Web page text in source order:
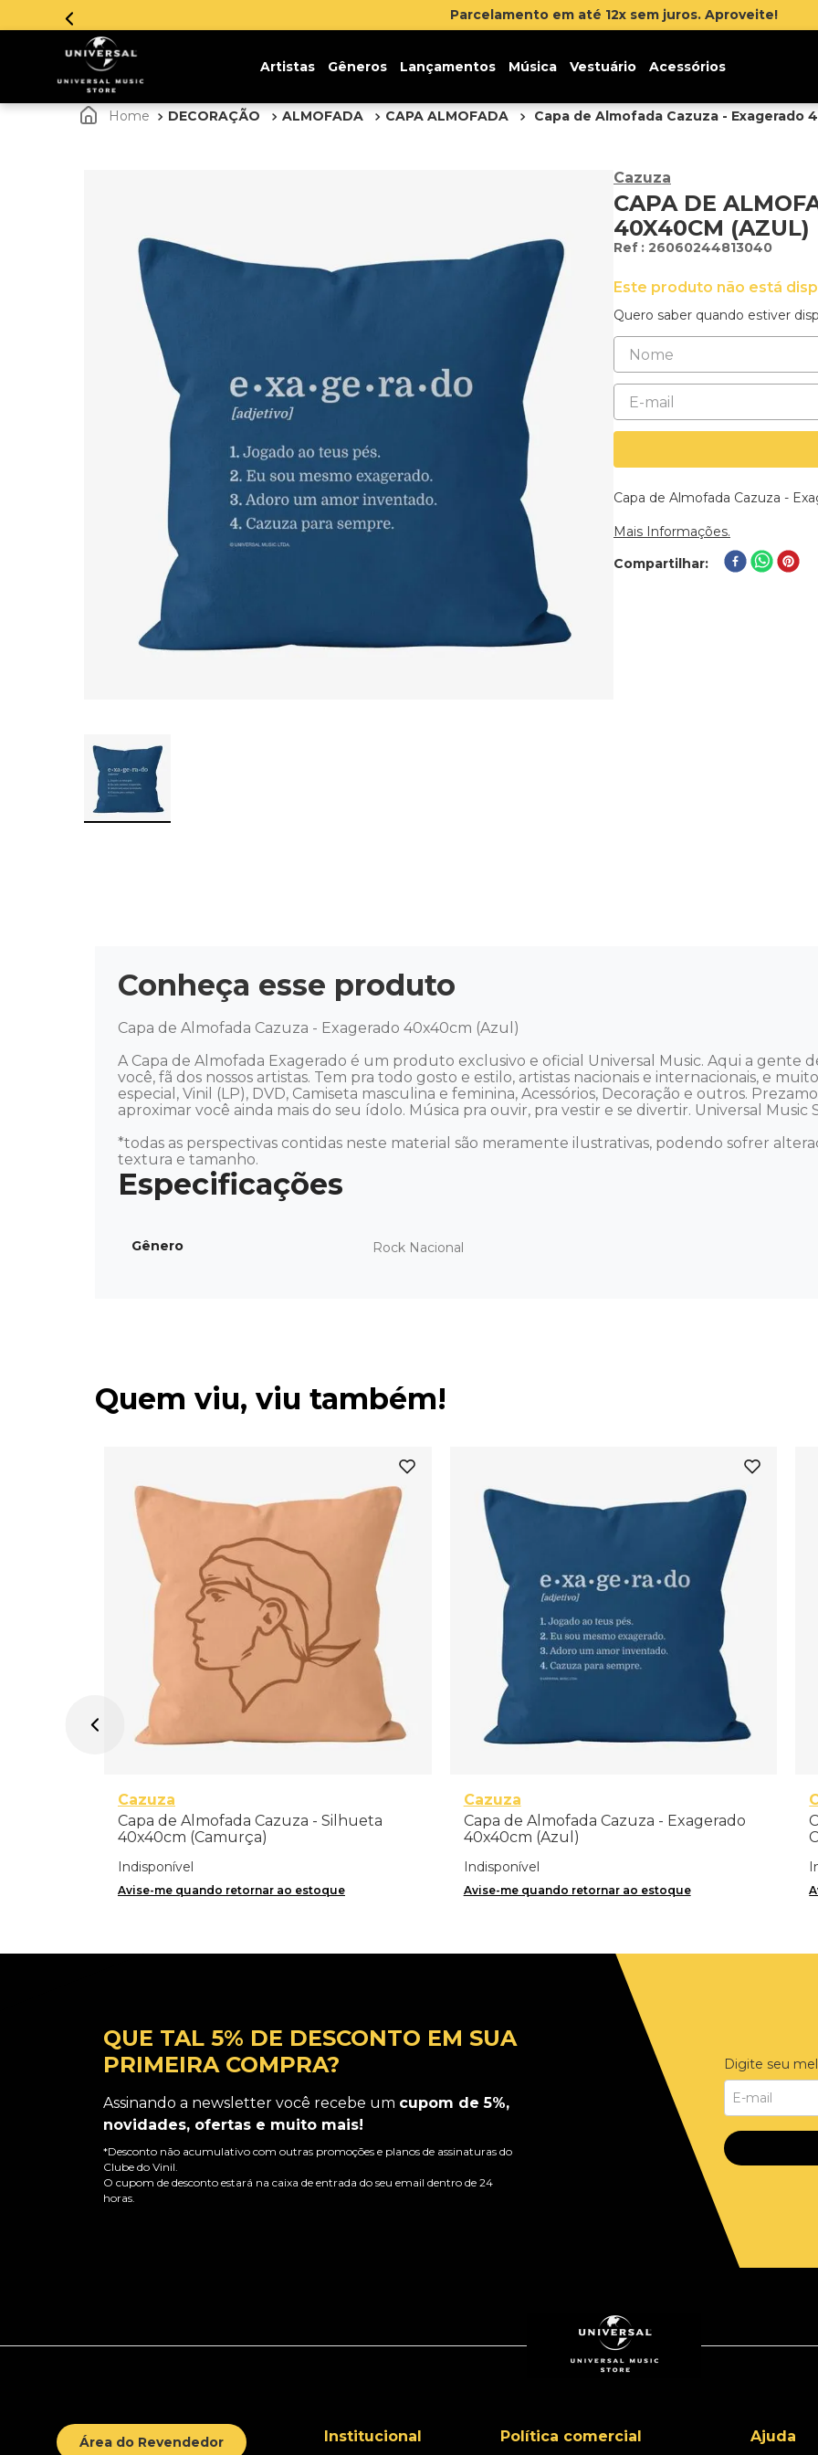
Parcelamento em até 12x sem juros. Aproveite!
Artistas Gêneros Lançamentos Música Vestuário Acessórios
DECORAÇÃO ALMOFADA CAPA ALMOFADA Capa de Almofada Cazuza - Exagerado
Cazuza
CAPA DE
40X40CM (AZUL)
: 26060244813040
Este produto não está
Quero saber quando estiver
Capa de Almofada Cazuza -
Mais Informações.
Compartilhar
Conheça esse produto
Capa de Almofada Cazuza - Exagerado 40x40cm (Azul)
A Capa de Almofada Exagerado é um produto exclusivo e oficial Universal Music. Aqui a gente
você, fã dos nossos artistas. Tem pra todo gosto e estilo, artistas nacionais e internacionais, e
especial, Vinil (LP), DVD, Camiseta masculina e feminina, Acessórios, Decoração e outros.
aproximar você ainda mais do seu ídolo. Música pra ouvir, pra vestir e se divertir. Universal Music
*todas as perspectivas contidas neste material são meramente ilustrativas, podendo sofrer
textura e tamanho.
Gênero Rock Nacional
Quem viu, viu também!
Cazuza
Capa de Almofada Cazuza - Silhueta
40x40cm (Camurça)
Indisponível
Avise-me quando retornar ao estoque
Cazuza
Capa de Almofada Cazuza - Exagerado
40x40cm (Azul)
Indisponível
Avise-me quando retornar ao estoque
QUE TAL 5% DE DESCONTO EM SUA
PRIMEIRA COMPRA?
Assinando a newsletter você recebe um cupom de 5%,
novidades, ofertas e muito mais!
*Desconto não acumulativo com outras promoções e planos de assinaturas do
Clube do Vinil.
O cupom de desconto estará na caixa de entrada do seu email dentro de 24
horas.
Digite seu
Área do Revendedor Institucional Política comercial Ajuda